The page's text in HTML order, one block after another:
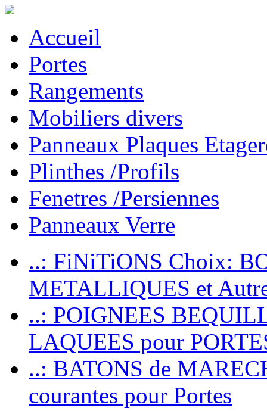
Accueil
Portes
Rangements
Mobiliers divers
Panneaux Plaques
Plinthes /Profils
Fenetres /Persiennes
Panneaux Verre
..: FiNiTiONS Choix:
METALLIQUES et
..: POIGNEES
LAQUEES pour
..: BATONS de
courantes pour Portes